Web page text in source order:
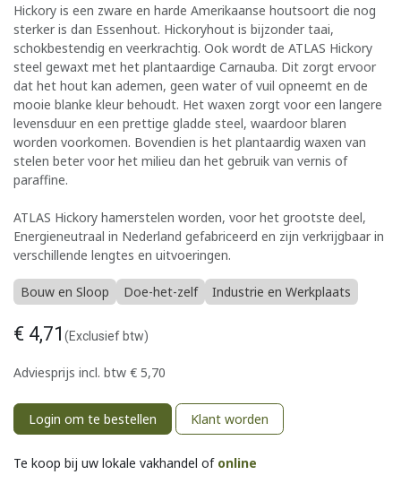
Hickory is een zware en harde Amerikaanse houtsoort die nog
sterker is dan Essenhout. Hickoryhout is bijzonder taai,
schokbestendig en veerkrachtig. Ook wordt de ATLAS Hickory
steel gewaxt met het plantaardige Carnauba. Dit zorgt ervoor
dat het hout kan ademen, geen water of vuil opneemt en de
mooie blanke kleur behoudt. Het waxen zorgt voor een langere
levensduur en een prettige gladde steel, waardoor blaren
worden voorkomen. Bovendien is het plantaardig waxen van
stelen beter voor het milieu dan het gebruik van vernis of
paraffine.
ATLAS Hickory hamerstelen worden, voor het grootste deel,
Energieneutraal in Nederland gefabriceerd en zijn verkrijgbaar in
verschillende lengtes en uitvoeringen.
Bouw en Sloop Doe-het-zelf Industrie en Werkplaats
€ 4,71 (Exclusief btw)
Adviesprijs incl. btw € 5,70
Login om te bestellen Klant worden
Te koop bij uw lokale vakhandel of online